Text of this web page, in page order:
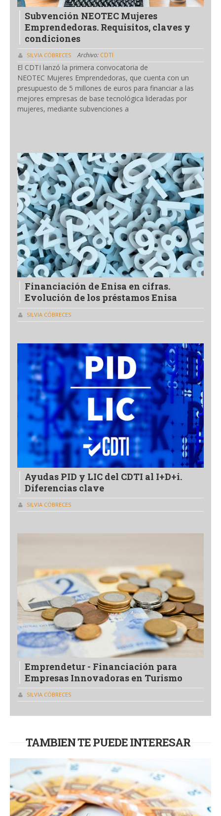
Subvención NEOTEC Mujeres
Emprendedoras. Requisitos, claves y
condiciones
SILVIA CÓBRECES Archivo: CDTI
El CDTI lanzó la primera convocatoria de
NEOTEC Mujeres Emprendedoras, que cuenta con un
presupuesto de 5 millones de euros para financiar a las
mejores empresas de base tecnológica lideradas por
mujeres, mediante subvenciones a
Financiación de Enisa en cifras.
Evolución de los préstamos Enisa
SILVIA CÓBRECES
Ayudas PID y LIC del CDTI al I+D+i.
Diferencias clave
SILVIA CÓBRECES
Emprendetur - Financiación para
Empresas Innovadoras en Turismo
SILVIA CÓBRECES
TAMBIEN TE PUEDE INTERESAR